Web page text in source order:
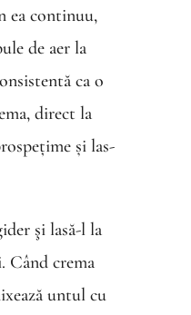
ea continuu,
de aer la
ca o
direct la
și las-
şi lasă-l la
Când crema
untul cu